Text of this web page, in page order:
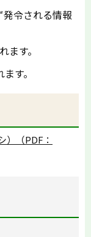
令される情報
す。
す。
）（PDF：